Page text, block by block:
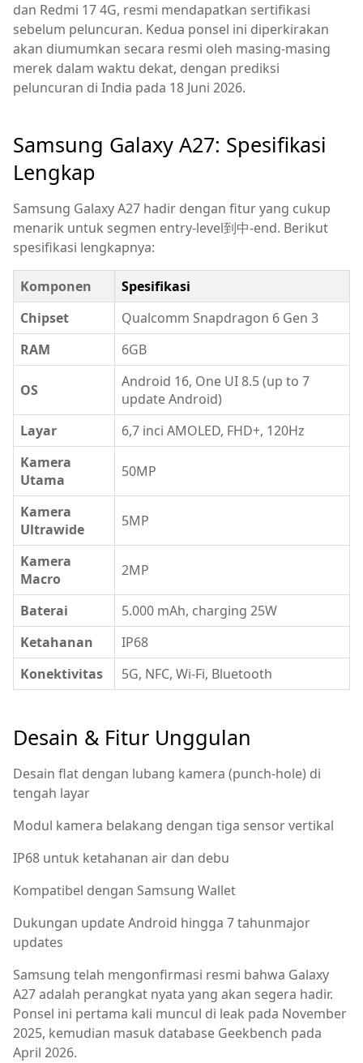
dan Redmi 17 4G, resmi mendapatkan sertifikasi
sebelum peluncuran. Kedua ponsel ini diperkirakan
akan diumumkan secara resmi oleh masing-masing
merek dalam waktu dekat, dengan prediksi
peluncuran di India pada 18 Juni 2026.
Samsung Galaxy A27: Spesifikasi
Lengkap
Samsung Galaxy A27 hadir dengan fitur yang cukup
menarik untuk segmen entry-level到中-end. Berikut
spesifikasi lengkapnya:
Komponen
Spesifikasi
Chipset
Qualcomm Snapdragon 6 Gen 3
RAM
6GB
OS
Android 16, One UI 8.5 (up to 7
update Android)
Layar
6,7 inci AMOLED, FHD+, 120Hz
Kamera
Utama
50MP
Kamera
Ultrawide
5MP
Kamera
Macro
2MP
Baterai
5.000 mAh, charging 25W
Ketahanan
IP68
Konektivitas
5G, NFC, Wi-Fi, Bluetooth
Desain & Fitur Unggulan
Desain flat dengan lubang kamera (punch-hole) di
tengah layar
Modul kamera belakang dengan tiga sensor vertikal
IP68 untuk ketahanan air dan debu
Kompatibel dengan Samsung Wallet
Dukungan update Android hingga 7 tahunmajor
updates
Samsung telah mengonfirmasi resmi bahwa Galaxy
A27 adalah perangkat nyata yang akan segera hadir.
Ponsel ini pertama kali muncul di leak pada November
2025, kemudian masuk database Geekbench pada
April 2026.